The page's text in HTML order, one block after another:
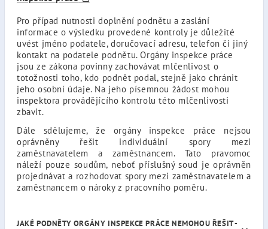
Pro případ nutnosti doplnění podnětu a zaslání
informace o výsledku provedené kontroly je důležité
uvést jméno podatele, doručovací adresu, telefon či jiný
kontakt na podatele podnětu. Orgány inspekce práce
jsou ze zákona povinny zachovávat mlčenlivost o
totožnosti toho, kdo podnět podal, stejně jako chránit
jeho osobní údaje. Na jeho písemnou žádost mohou
inspektora provádějícího kontrolu této mlčenlivosti
zbavit.
Dále sdělujeme, že orgány inspekce práce nejsou
oprávněny řešit individuální spory mezi
zaměstnavatelem a zaměstnancem. Tato pravomoc
náleží pouze soudům, neboť příslušný soud je oprávněn
projednávat a rozhodovat spory mezi zaměstnavatelem a
zaměstnancem o nároky z pracovního poměru.
JAKÉ PODNĚTY ORGÁNY INSPEKCE PRÁCE NEMOHOU ŘEŠIT -